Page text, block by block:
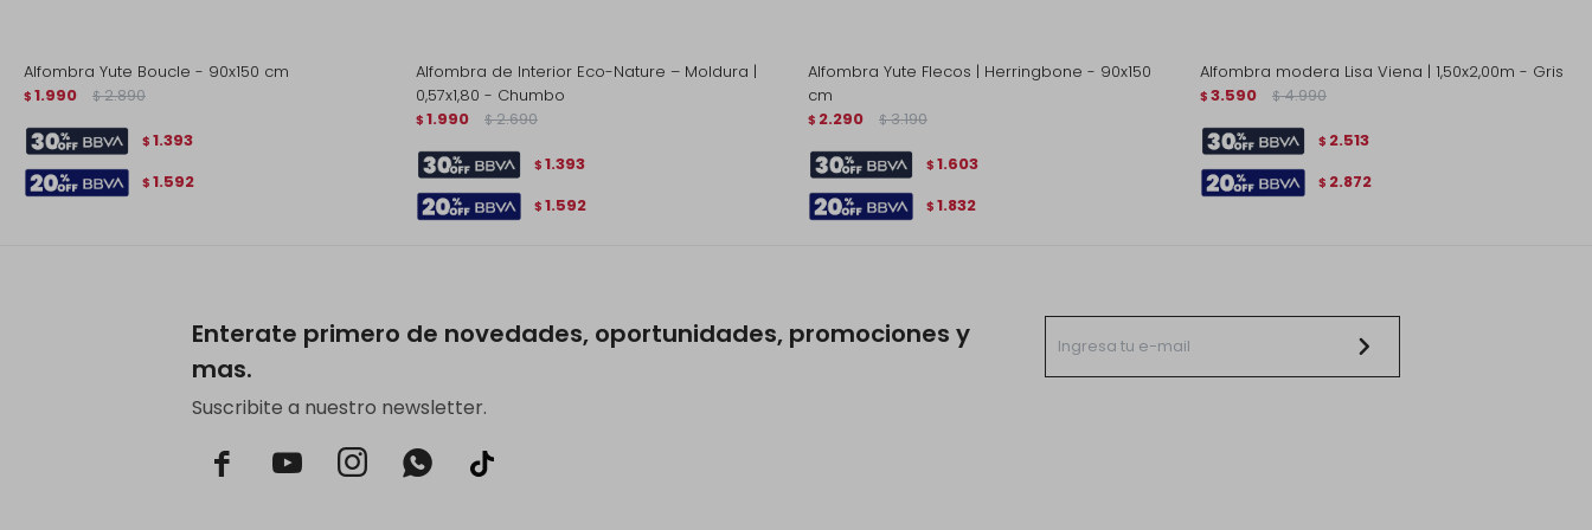
Alfombra Yute Boucle - 90x150 cm
$ 1.990 $ 2.890
$ 1.393
$ 1.592
Alfombra de Interior Eco-Nature – Moldura |
0,57x1,80 - Chumbo
$ 1.990 $ 2.690
$ 1.393
$ 1.592
Alfombra Yute Flecos | Herringbone - 90x150
cm
$ 2.290 $ 3.190
$ 1.603
$ 1.832
Alfombra modera Lisa Viena | 1,50x2,00m - Gris
$ 3.590 $ 4.990
$ 2.513
$ 2.872
Enterate primero de novedades, oportunidades, promociones y
mas.
Suscribite a nuestro newsletter.
  